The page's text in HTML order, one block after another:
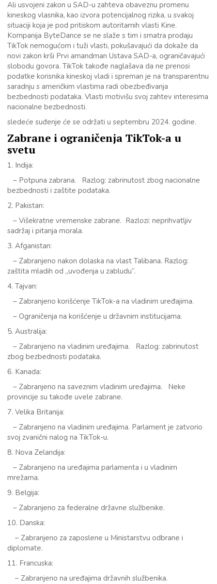
Ali usvojeni zakon u SAD-u zahteva obaveznu promenu
kineskog vlasnika, kao izvora potencijalnog rizika, u svakoj
situaciji koja je pod pritiskom autoritarnih vlasti Kine.
Kompanija ByteDance se ne slaže s tim i smatra prodaju
TikTok nemogućom i tuži vlasti, pokušavajući da dokaže da
novi zakon krši Prvi amandman Ustava SAD-a, ograničavajući
slobodu govora. TikTok takođe naglašava da ne prenosi
podatke korisnika kineskoj vladi i spreman je na transparentnu
saradnju s američkim vlastima radi obezbeđivanja
bezbednosti podataka. Vlasti motivišu svoj zahtev interesima
nacionalne bezbednosti.
sledeće suđenje će se održati u septembru 2024. godine.
Zabrane i ograničenja TikTok-a u
svetu
1. Indija:
– Potpuna zabrana. Razlog: zabrinutost zbog nacionalne
bezbednosti i zaštite podataka.
2. Pakistan:
– Višekratne vremenske zabrane. Razlozi: neprihvatljiv
sadržaj i pitanja morala.
3. Afganistan:
– Zabranjeno nakon dolaska na vlast Talibana. Razlog:
zaštita mladih od „uvođenja u zabludu“.
4. Tajvan:
– Zabranjeno korišćenje TikTok-a na vladinim uređajima.
– Ograničenja na korišćenje u državnim institucijama.
5. Australija:
– Zabranjeno na vladinim uređajima. Razlog: zabrinutost
zbog bezbednosti podataka.
6. Kanada:
– Zabranjeno na saveznim vladinim uređajima. Neke
provincije su takođe uvele zabrane.
7. Velika Britanija:
– Zabranjeno na vladinim uređajima. Parlament je zatvorio
svoj zvanični nalog na TikTok-u.
8. Nova Zelandija:
– Zabranjeno na uređajima parlamenta i u vladinim
mrežama.
9. Belgija:
– Zabranjeno za federalne državne službenike.
10. Danska:
– Zabranjeno za zaposlene u Ministarstvu odbrane i
diplomate.
11. Francuska:
– Zabranjeno na uređajima državnih službenika.